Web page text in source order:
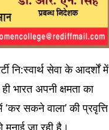
नि:स्वार्थ सेवा के आदर्शों में
भारत अपनी क्षमता का
सकने वाला’ की प्रवृत्ति
जा रही है।